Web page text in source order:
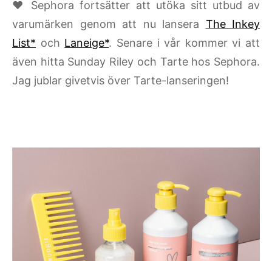
♥ Sephora fortsätter att utöka sitt utbud av
varumärken genom att nu lansera The Inkey
List* och Laneige*. Senare i vår kommer vi att
även hitta Sunday Riley och Tarte hos Sephora.
Jag jublar givetvis över Tarte-lanseringen!